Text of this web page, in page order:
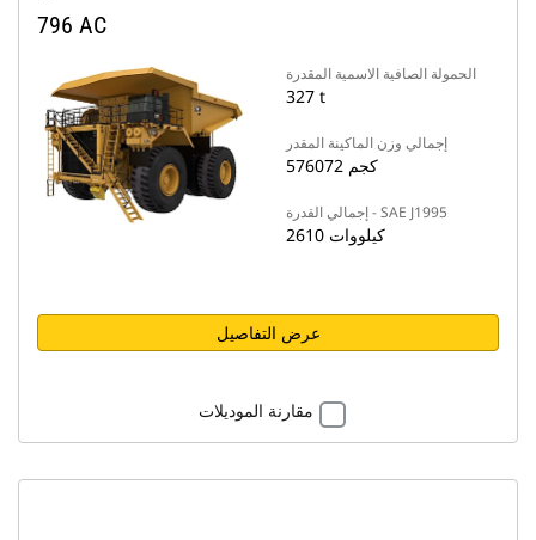
796 AC
الحمولة الصافية الاسمية المقدرة
327 t
إجمالي وزن الماكينة المقدر
576072 كجم
إجمالي القدرة - SAE J1995
2610 كيلووات
عرض التفاصيل
مقارنة الموديلات